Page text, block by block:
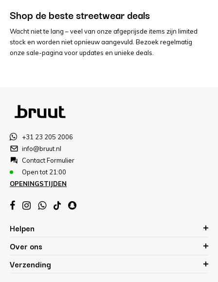
Shop de beste streetwear deals
Wacht niet te lang – veel van onze afgeprijsde items zijn limited
stock en worden niet opnieuw aangevuld. Bezoek regelmatig
onze sale-pagina voor updates en unieke deals.
+31 23 205 2006
info@bruut.nl
Contact Formulier
Open tot 21:00
OPENINGSTIJDEN
Helpen
Over ons
Verzending